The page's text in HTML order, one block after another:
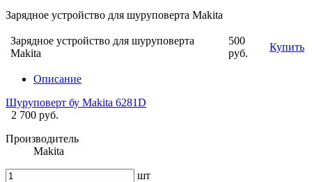
Зарядное устройство для шуруповерта Makita
Зарядное устройство для шуруповерта
Makita
500
руб.
Купить
Описание
Шуруповерт бу Makita 6281D
2 700 руб.
Производитель
Makita
шт